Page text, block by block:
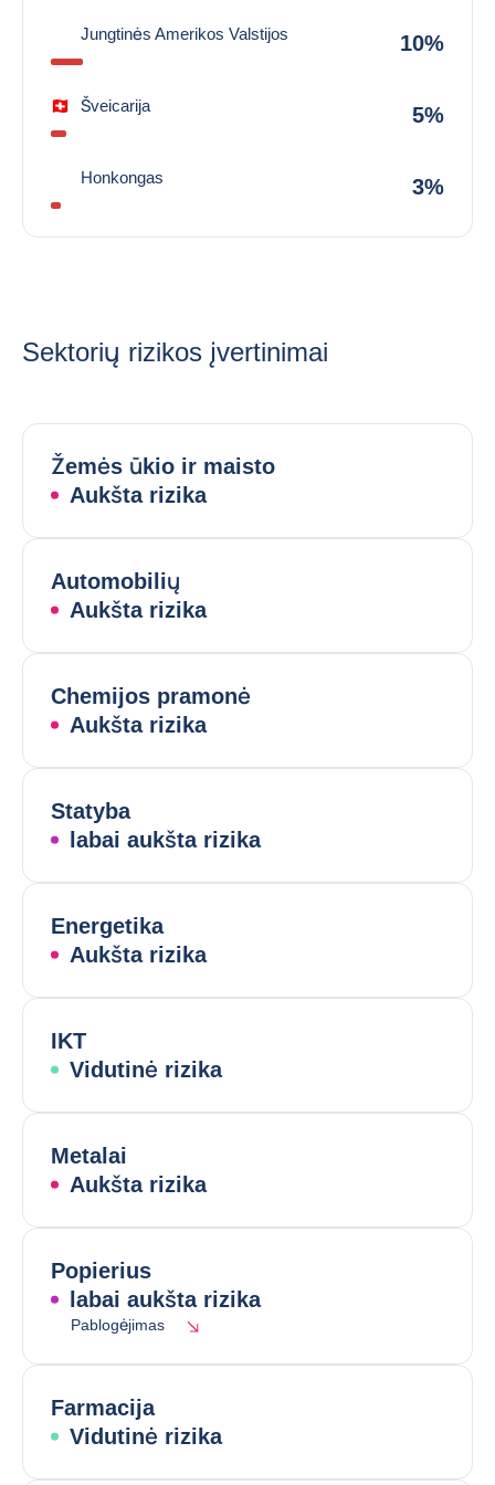
Jungtinės Amerikos Valstijos 10%
Šveicarija 5%
Honkongas 3%
Sektorių rizikos įvertinimai
Žemės ūkio ir maisto
Aukšta rizika
Automobilių
Aukšta rizika
Chemijos pramonė
Aukšta rizika
Statyba
labai aukšta rizika
Energetika
Aukšta rizika
IKT
Vidutinė rizika
Metalai
Aukšta rizika
Popierius
labai aukšta rizika
Pablogėjimas
Farmacija
Vidutinė rizika